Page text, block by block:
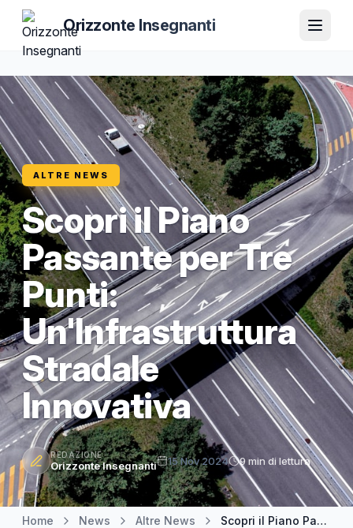
Orizzonte Insegnanti
ALTRE NEWS
Scopri il Piano
Passante per Tre
Punti:
Un'Infrastruttura
Stradale
Innovativa
REDAZIONE
Orizzonte Insegnanti 15 Nov 2024 9 min di lettura
Home News Altre News Scopri il Piano Passante per Tre Punti: Un'Infrastruttura Stradale Innovativa